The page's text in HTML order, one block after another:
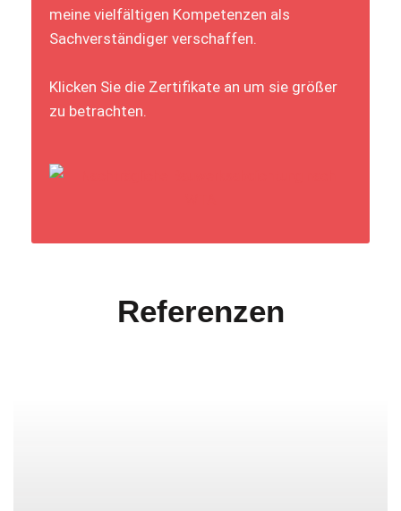
meine vielfältigen Kompetenzen als
Sachverständiger verschaffen.
Klicken Sie die Zertifikate an um sie größer
zu betrachten.
Referenzen